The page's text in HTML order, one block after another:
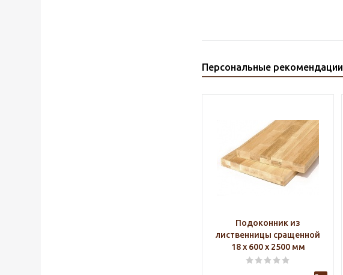
Персональные рекомендации
Подоконник из
лиственницы сращенной
18 х 600 х 2500 мм